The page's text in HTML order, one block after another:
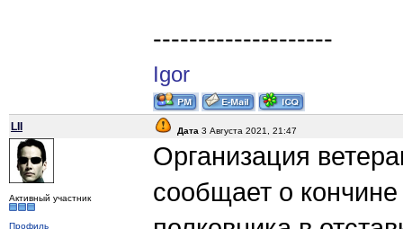
--------------------
Igor
LII Дата 3 Августа 2021, 21:47
Активный участник
Профиль
Организация
сообщает о